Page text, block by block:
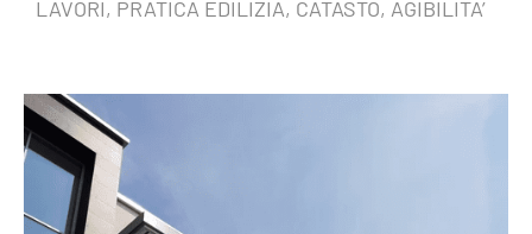
LAVORI, PRATICA EDILIZIA, CATASTO, AGIBILITA’